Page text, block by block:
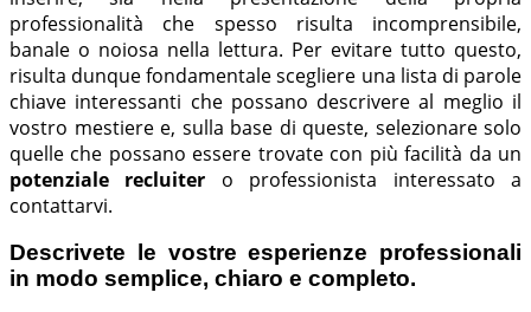
professionalità che spesso risulta incomprensibile,
banale o noiosa nella lettura. Per evitare tutto questo,
risulta dunque fondamentale scegliere una lista di parole
chiave interessanti che possano descrivere al meglio il
vostro mestiere e, sulla base di queste, selezionare solo
quelle che possano essere trovate con più facilità da un
potenziale recluiter o professionista interessato a
contattarvi.
Descrivete le vostre esperienze professionali
in modo semplice, chiaro e completo.